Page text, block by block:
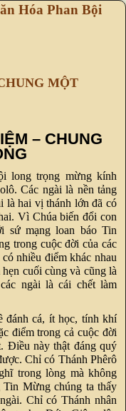
Hóa Phan Bội
MỘT
– CHUNG
long trọng mừng kính
Các ngài là nền tảng
là hai vị thánh lớn đã có
Vì Chúa biến đổi con
sứ mạng loan báo Tin
trong cuộc đời của các
nhiều điểm khác nhau
cuối cùng và cũng là
ngài là cái chết làm
đánh cá, ít học, tính khí
điểm trong cả cuộc đời
Ðiều này thật đáng quý
Chỉ có Thánh Phêrô
trong lòng mà không
Tin Mừng chúng ta thấy
Chỉ có Thánh nhân